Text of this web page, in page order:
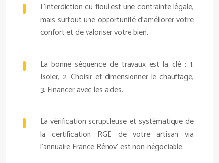
L’interdiction du fioul est une contrainte légale,
mais surtout une opportunité d’améliorer votre
confort et de valoriser votre bien.
La bonne séquence de travaux est la clé : 1.
Isoler, 2. Choisir et dimensionner le chauffage,
3. Financer avec les aides.
La vérification scrupuleuse et systématique de
la certification RGE de votre artisan via
l’annuaire France Rénov’ est non-négociable.